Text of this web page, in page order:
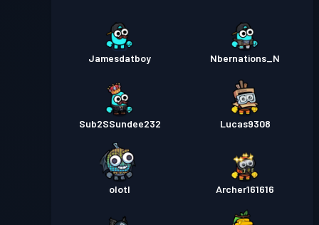
Jamesdatboy Nbernations_N
Sub2SSundee232 Lucas9308
olotl Archer161616